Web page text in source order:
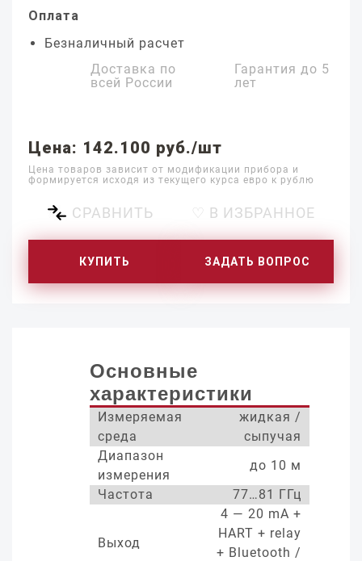
Оплата
Безналичный расчет
Доставка по
всей России
Гарантия до 5
лет
Цена: 142.100 руб./шт
Цена товаров зависит от модификации прибора и
формируется исходя из текущего курса евро к рублю
СРАВНИТЬ ♡ В ИЗБРАННОЕ
КУПИТЬ ЗАДАТЬ ВОПРОС
Основные
характеристики
Измеряемая
среда
жидкая /
сыпучая
Диапазон
измерения
до 10 м
Частота
77…81 ГГц
Выход
4 — 20 mA +
HART + relay
+ Bluetooth /